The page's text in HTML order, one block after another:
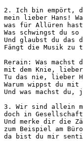
2. Ich bin empört,
mein lieber Hans!
was für Allüren hast
Was schwingst du
Und glaubst du das
Fängt die Musik
Rerain: Was machst
mit dem Knie, lieber
Tu das nie, lieber
Warum wippst du
Und was machst du,
3. Wir sind allein
doch in
Und merke dir die
zum Beispiel am
da bist du mir